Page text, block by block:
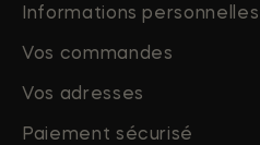
Informations personnelles
Vos commandes
Vos adresses
Paiement sécurisé